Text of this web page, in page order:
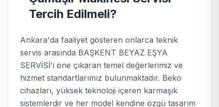
Tercih Edilmeli?
Ankara'da faaliyet gösteren onlarca teknik
servis arasında BAŞKENT BEYAZ EŞYA
SERVİSİ'i öne çıkaran temel değerlerimiz ve
hizmet standartlarımız bulunmaktadır. Beko
cihazları, yüksek teknoloji içeren karmaşık
sistemlerdir ve her model kendine özgü tasarım